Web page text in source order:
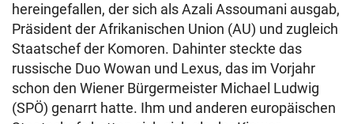
hereingefallen, der sich als Azali Assoumani ausgab,
Präsident der Afrikanischen Union (AU) und zugleich
Staatschef der Komoren. Dahinter steckte das
russische Duo Wowan und Lexus, das im Vorjahr
schon den Wiener Bürgermeister Michael Ludwig
(SPÖ) genarrt hatte. Ihm und anderen europäischen